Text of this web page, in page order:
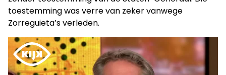
toestemming was verre van zeker vanwege
Zorreguieta’s verleden.